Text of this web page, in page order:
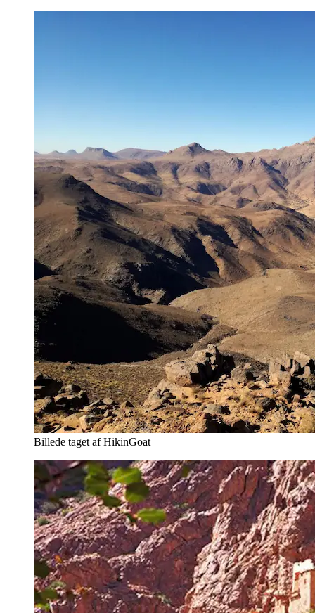
Billede taget af HikinGoat